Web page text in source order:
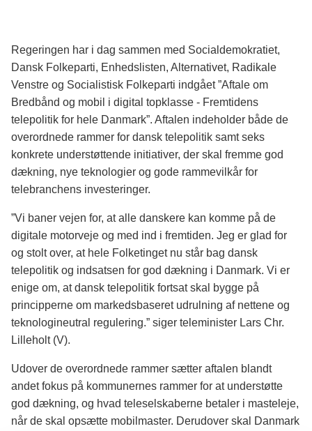
Regeringen har i dag sammen med Socialdemokratiet,
Dansk Folkeparti, Enhedslisten, Alternativet, Radikale
Venstre og Socialistisk Folkeparti indgået ”Aftale om
Bredbånd og mobil i digital topklasse - Fremtidens
telepolitik for hele Danmark”. Aftalen indeholder både de
overordnede rammer for dansk telepolitik samt seks
konkrete understøttende initiativer, der skal fremme god
dækning, nye teknologier og gode rammevilkår for
telebranchens investeringer.
”Vi baner vejen for, at alle danskere kan komme på de
digitale motorveje og med ind i fremtiden. Jeg er glad for
og stolt over, at hele Folketinget nu står bag dansk
telepolitik og indsatsen for god dækning i Danmark. Vi er
enige om, at dansk telepolitik fortsat skal bygge på
principperne om markedsbaseret udrulning af nettene og
teknologineutral regulering.” siger teleminister Lars Chr.
Lilleholt (V).
Udover de overordnede rammer sætter aftalen blandt
andet fokus på kommunernes rammer for at understøtte
god dækning, og hvad teleselskaberne betaler i masteleje,
når de skal opsætte mobilmaster. Derudover skal Danmark